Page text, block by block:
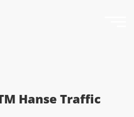
Hanse Traffic